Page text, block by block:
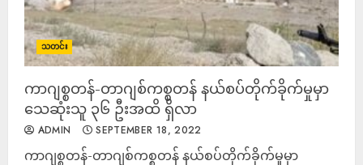
သတင်း
ကာဂျစ္စတန်-တာဂျစ်ကစ္စတန် နယ်စပ်တိုက်ခိုက်မှုမှာ
သေဆုံးသူ ၃၆ ဦးအထိ ရှိလာ
ADMIN SEPTEMBER 18, 2022
ကာဂျစ္စတန်-တာဂျစ်ကစ္စတန် နယ်စပ်တိုက်ခိုက်မှုမှာ